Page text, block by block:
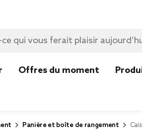
Offres du moment
Panière et boîte de rangement